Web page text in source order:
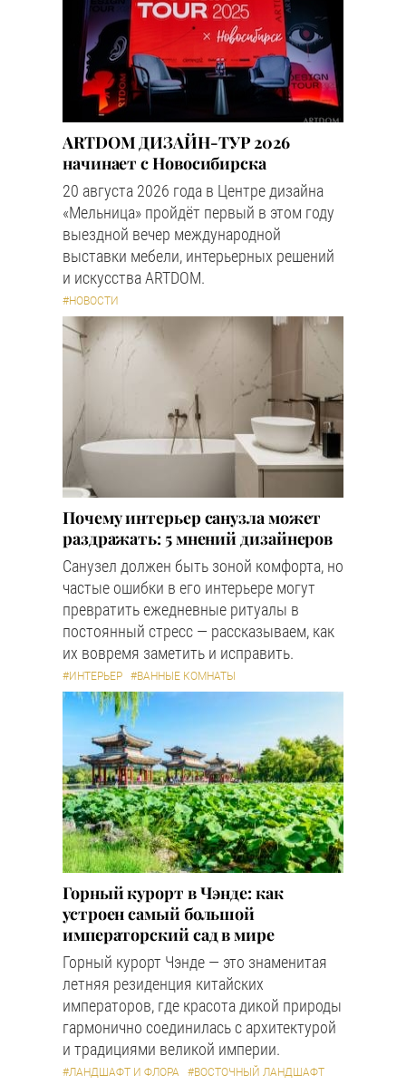
ARTDOM ДИЗАЙН-ТУР 2026
начинает с Новосибирска
20 августа 2026 года в Центре дизайна
«Мельница» пройдёт первый в этом году
выездной вечер международной
выставки мебели, интерьерных решений
и искусства ARTDOM.
#НОВОСТИ
Почему интерьер санузла может
раздражать: 5 мнений дизайнеров
Санузел должен быть зоной комфорта, но
частые ошибки в его интерьере могут
превратить ежедневные ритуалы в
постоянный стресс — рассказываем, как
их вовремя заметить и исправить.
#ИНТЕРЬЕР #ВАННЫЕ КОМНАТЫ
Горный курорт в Чэнде: как
устроен самый большой
императорский сад в мире
Горный курорт Чэнде — это знаменитая
летняя резиденция китайских
императоров, где красота дикой природы
гармонично соединилась с архитектурой
и традициями великой империи.
#ЛАНДШАФТ И ФЛОРА #ВОСТОЧНЫЙ ЛАНДШАФТ